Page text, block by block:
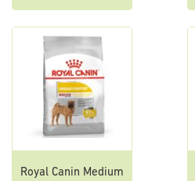
Royal Canin Medium